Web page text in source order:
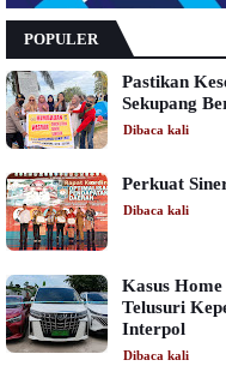
POPULER
Pastikan
Sekupang
Dibaca kali
Perkuat
Dibaca kali
Kasus
Telusuri
Interpol
Dibaca kali